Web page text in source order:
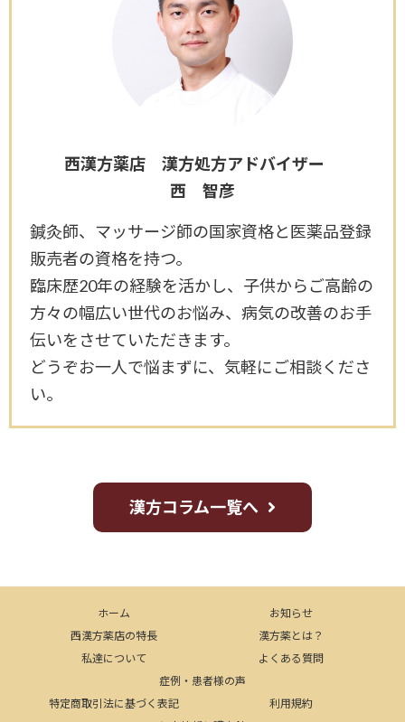
西漢方薬店 漢方処方アドバイザー
西 智彦
鍼灸師、マッサージ師の国家資格と医薬品登録
販売者の資格を持つ。
臨床歴20年の経験を活かし、子供からご高齢の
方々の幅広い世代のお悩み、病気の改善のお手
伝いをさせていただきます。
どうぞお一人で悩まずに、気軽にご相談くださ
い。
漢方コラム一覧へ
ホーム
お知らせ
西漢方薬店の特長
漢方薬とは？
私達について
よくある質問
症例・患者様の声
特定商取引法に基づく表記
利用規約